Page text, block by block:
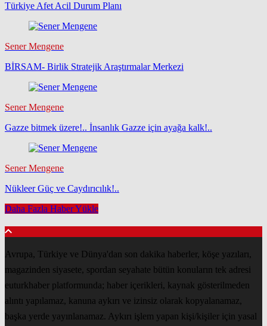
Türkiye Afet Acil Durum Planı
Sener Mengene
BİRSAM- Birlik Stratejik Araştırmalar Merkezi
Sener Mengene
Gazze bitmek üzere!.. İnsanlık Gazze için ayağa kalk!..
Sener Mengene
Nükleer Güç ve Caydırıcılık!..
Daha Fazla Haber Yükle
Avrupa, Türkiye ve Dünya'dan son dakika haberler, köşe yazıları,
magazinden siyasete, spordan seyahate bütün konuların tek adresi
euturkhaber platformunda; haber içerikleri, kaynak gösterilmeden
alıntı yapılamaz, kanuna aykırı ve izinsiz olarak kopyalanamaz,
başka yerde yayınlanamaz. Aykırı işlem yapan kişi/kişiler için yasal